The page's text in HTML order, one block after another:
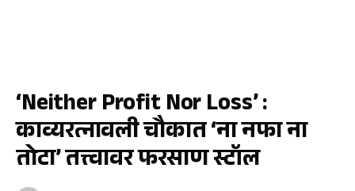
‘Neither Profit Nor Loss’ :
काव्यरत्नावली चौकात ‘ना नफा ना
तोटा’ तत्त्वावर फरसाण स्टॉल